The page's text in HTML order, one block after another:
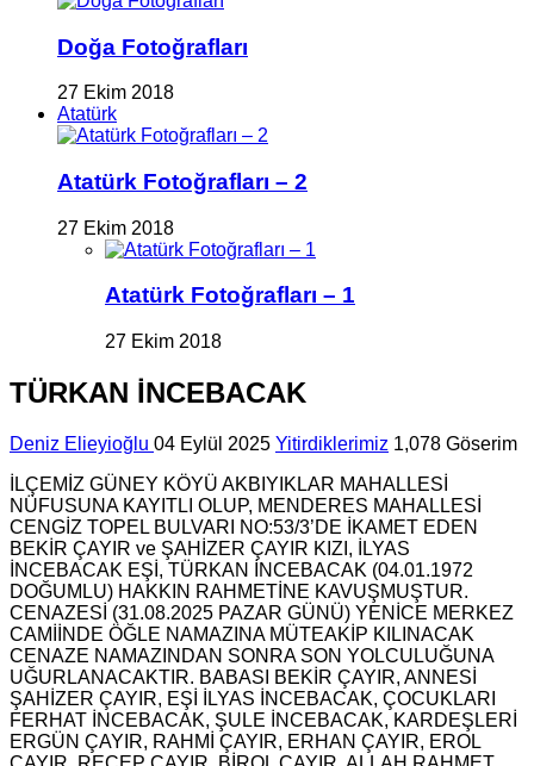
Doğa Fotoğrafları
27 Ekim 2018
Atatürk
Atatürk Fotoğrafları – 2
27 Ekim 2018
Atatürk Fotoğrafları – 1
27 Ekim 2018
TÜRKAN İNCEBACAK
Deniz Elieyioğlu 04 Eylül 2025 Yitirdiklerimiz 1,078 Göserim
İLÇEMİZ GÜNEY KÖYÜ AKBIYIKLAR MAHALLESİ
NÜFUSUNA KAYITLI OLUP, MENDERES MAHALLESİ
CENGİZ TOPEL BULVARI NO:53/3’DE İKAMET EDEN
BEKİR ÇAYIR ve ŞAHİZER ÇAYIR KIZI, İLYAS
İNCEBACAK EŞİ, TÜRKAN İNCEBACAK (04.01.1972
DOĞUMLU) HAKKIN RAHMETİNE KAVUŞMUŞTUR.
CENAZESİ (31.08.2025 PAZAR GÜNÜ) YENİCE MERKEZ
CAMİİNDE ÖĞLE NAMAZINA MÜTEAKİP KILINACAK
CENAZE NAMAZINDAN SONRA SON YOLCULUĞUNA
UĞURLANACAKTIR. BABASI BEKİR ÇAYIR, ANNESİ
ŞAHİZER ÇAYIR, EŞİ İLYAS İNCEBACAK, ÇOCUKLARI
FERHAT İNCEBACAK, ŞULE İNCEBACAK, KARDEŞLERİ
ERGÜN ÇAYIR, RAHMİ ÇAYIR, ERHAN ÇAYIR, EROL